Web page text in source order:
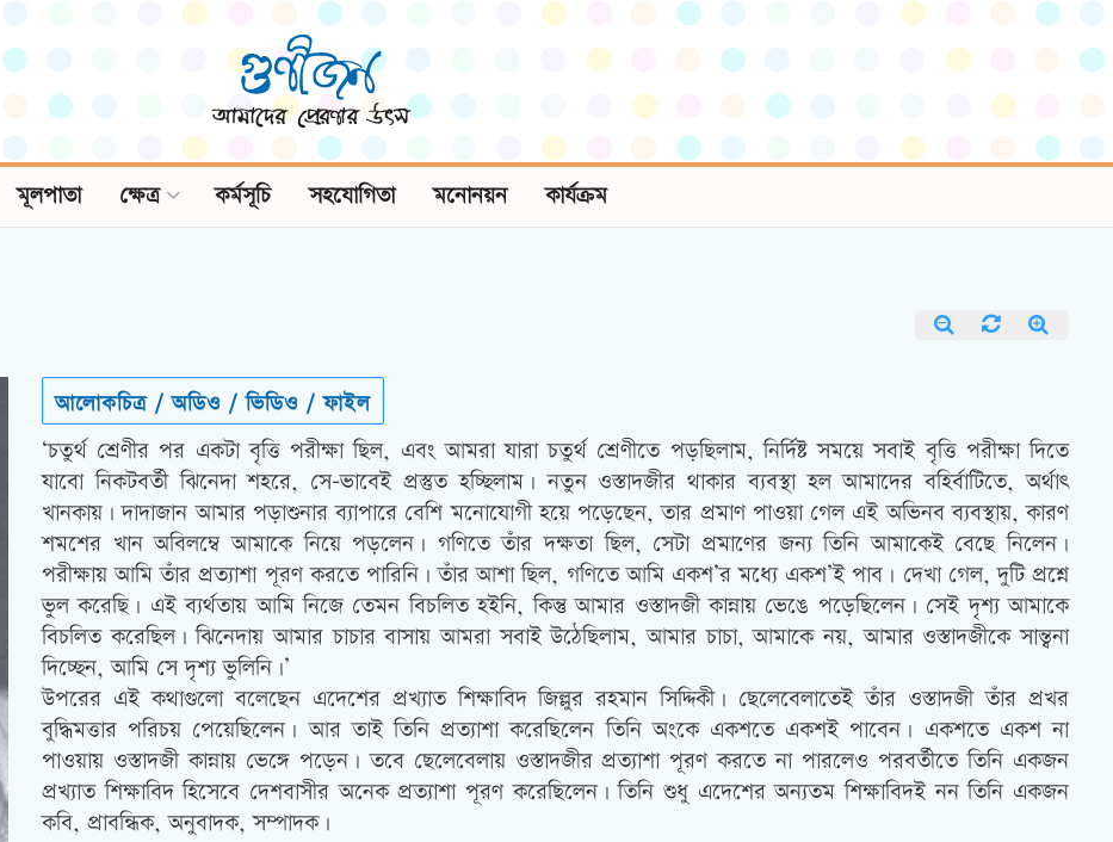
মূলপাতা ক্ষেত্র কর্মসূচি সহযোগিতা মনোনয়ন কার্যক্রম
আলোকচিত্র / অডিও / ভিডিও / ফাইল
‘চতুর্থ শ্রেণীর পর একটা বৃত্তি পরীক্ষা ছিল, এবং আমরা যারা চতুর্থ শ্রেণীতে পড়ছিলাম, নির্দিষ্ট সময়ে সবাই বৃত্তি পরীক্ষা দিতে
যাবো নিকটবর্তী ঝিনেদা শহরে, সে-ভাবেই প্রস্তুত হচ্ছিলাম। নতুন ওস্তাদজীর থাকার ব্যবস্থা হল আমাদের বহির্বাটিতে, অর্থাৎ
খানকায়। দাদাজান আমার পড়াশুনার ব্যাপারে বেশি মনোযোগী হয়ে পড়েছেন, তার প্রমাণ পাওয়া গেল এই অভিনব ব্যবস্থায়, কারণ
শমশের খান অবিলম্বে আমাকে নিয়ে পড়লেন। গণিতে তাঁর দক্ষতা ছিল, সেটা প্রমাণের জন্য তিনি আমাকেই বেছে নিলেন।
পরীক্ষায় আমি তাঁর প্রত্যাশা পূরণ করতে পারিনি। তাঁর আশা ছিল, গণিতে আমি একশ’র মধ্যে একশ’ই পাব। দেখা গেল, দুটি প্রশ্নে
ভুল করেছি। এই ব্যর্থতায় আমি নিজে তেমন বিচলিত হইনি, কিন্তু আমার ওস্তাদজী কান্নায় ভেঙে পড়েছিলেন। সেই দৃশ্য আমাকে
বিচলিত করেছিল। ঝিনেদায় আমার চাচার বাসায় আমরা সবাই উঠেছিলাম, আমার চাচা, আমাকে নয়, আমার ওস্তাদজীকে সান্ত্বনা
দিচ্ছেন, আমি সে দৃশ্য ভুলিনি।’
উপরের এই কথাগুলো বলেছেন এদেশের প্রখ্যাত শিক্ষাবিদ জিল্লুর রহমান সিদ্দিকী। ছেলেবেলাতেই তাঁর ওস্তাদজী তাঁর প্রখর
বুদ্ধিমত্তার পরিচয় পেয়েছিলেন। আর তাই তিনি প্রত্যাশা করেছিলেন তিনি অংকে একশতে একশই পাবেন। একশতে একশ না
পাওয়ায় ওস্তাদজী কান্নায় ভেঙ্গে পড়েন। তবে ছেলেবেলায় ওস্তাদজীর প্রত্যাশা পূরণ করতে না পারলেও পরবর্তীতে তিনি একজন
প্রখ্যাত শিক্ষাবিদ হিসেবে দেশবাসীর অনেক প্রত্যাশা পূরণ করেছিলেন। তিনি শুধু এদেশের অন্যতম শিক্ষাবিদই নন তিনি একজন
কবি, প্রাবন্ধিক, অনুবাদক, সম্পাদক।